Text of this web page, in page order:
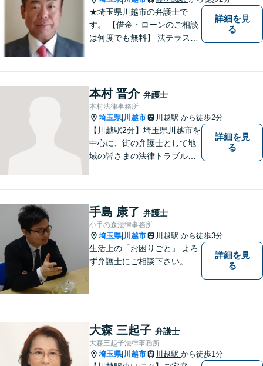
★埼玉県川越市の弁護士で
す。 【借金・ローンのご相談
は何度でも無料】 法テラス契
詳細を見
る
本村 晋介 弁護士
本村法律事務所
埼玉県| 川越市 川越駅 から徒歩2分
【川越駅2分】埼玉県川越市を
中心に、街の弁護士として地
域の皆さまの法律トラブル解
どうぞお気軽にご相談くださ
い。
詳細を見
る
手島 康了 弁護士
小手の森法律事務所
埼玉県| 川越市 川越駅 から徒歩3分
生活上の「お困りごと」 よろ
ず弁護士にご相談下さい。
詳細を見
る
大森 三起子 弁護士
大森三起子法律事務所
埼玉県| 川越市 川越駅 から徒歩1分